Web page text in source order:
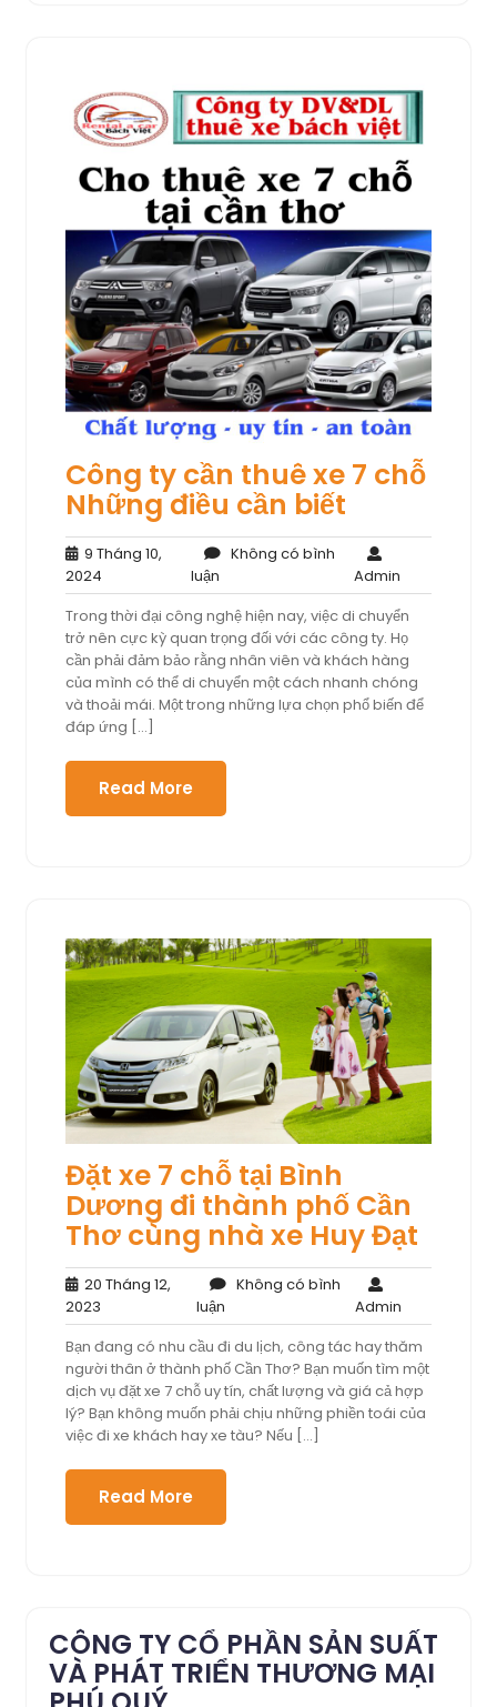
Công ty cần thuê xe 7 chỗ
Những điều cần biết
9 Tháng 10,
2024
Tháng
10,
2024
Không có bình
luận
có
bình
luận
AdminAdmin
Trong thời đại công nghệ hiện nay, việc di chuyển
trở nên cực kỳ quan trọng đối với các công ty. Họ
cần phải đảm bảo rằng nhân viên và khách hàng
của mình có thể di chuyển một cách nhanh chóng
và thoải mái. Một trong những lựa chọn phổ biến để
đáp ứng […]
Read More
Đặt xe 7 chỗ tại Bình
Dương đi thành phố Cần
Thơ cùng nhà xe Huy Đạt
20 Tháng 12,
2023
Tháng
12,
2023
Không có bình
luậnKhông
có
bình
luận
Admin
Bạn đang có nhu cầu đi du lịch, công tác hay thăm
người thân ở thành phố Cần Thơ? Bạn muốn tìm một
dịch vụ đặt xe 7 chỗ uy tín, chất lượng và giá cả hợp
lý? Bạn không muốn phải chịu những phiền toái của
việc đi xe khách hay xe tàu? Nếu […]
Read More
CÔNG TY CỔ PHẦN SẢN SUẤT
VÀ PHÁT TRIỂN THƯƠNG MẠI